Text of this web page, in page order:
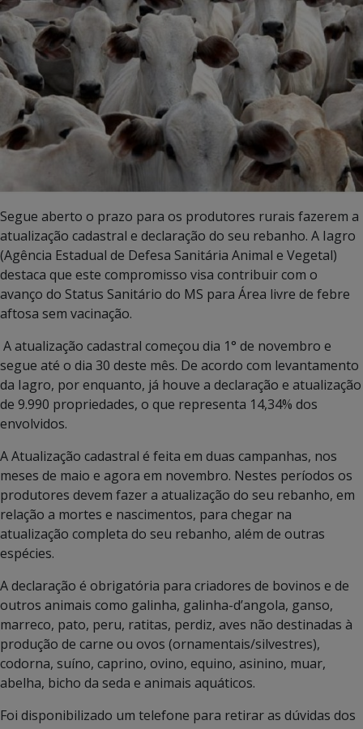
Segue aberto o prazo para os produtores rurais fazerem a
atualização cadastral e declaração do seu rebanho. A Iagro
(Agência Estadual de Defesa Sanitária Animal e Vegetal)
destaca que este compromisso visa contribuir com o
avanço do Status Sanitário do MS para Área livre de febre
aftosa sem vacinação.
A atualização cadastral começou dia 1° de novembro e
segue até o dia 30 deste mês. De acordo com levantamento
da Iagro, por enquanto, já houve a declaração e atualização
de 9.990 propriedades, o que representa 14,34% dos
envolvidos.
A Atualização cadastral é feita em duas campanhas, nos
meses de maio e agora em novembro. Nestes períodos os
produtores devem fazer a atualização do seu rebanho, em
relação a mortes e nascimentos, para chegar na
atualização completa do seu rebanho, além de outras
espécies.
A declaração é obrigatória para criadores de bovinos e de
outros animais como galinha, galinha-d’angola, ganso,
marreco, pato, peru, ratitas, perdiz, aves não destinadas à
produção de carne ou ovos (ornamentais/silvestres),
codorna, suíno, caprino, ovino, equino, asinino, muar,
abelha, bicho da seda e animais aquáticos.
Foi disponibilizado um telefone para retirar as dúvidas dos